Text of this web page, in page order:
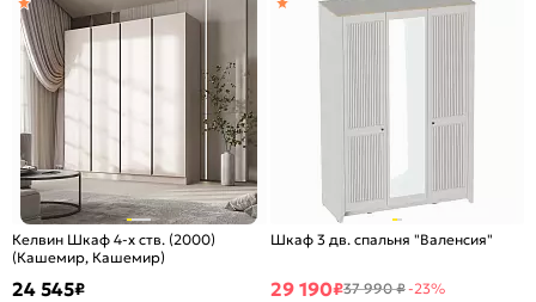
Келвин Шкаф 4-х ств. (2000)
(Кашемир, Кашемир)
24 545₽
Шкаф 3 дв. спальня "Валенсия"
29 190₽37 990 ₽-23%